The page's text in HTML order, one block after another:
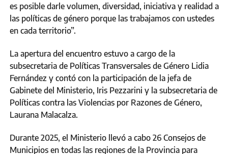
es posible darle volumen, diversidad, iniciativa y realidad a
las políticas de género porque las trabajamos con ustedes
en cada territorio”.
La apertura del encuentro estuvo a cargo de la
subsecretaria de Políticas Transversales de Género Lidia
Fernández y contó con la participación de la jefa de
Gabinete del Ministerio, Iris Pezzarini y la subsecretaria de
Políticas contra las Violencias por Razones de Género,
Laurana Malacalza.
Durante 2025, el Ministerio llevó a cabo 26 Consejos de
Municipios en todas las regiones de la Provincia para